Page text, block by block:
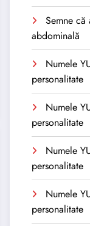
Semne
abdominală
Numele
personalitate
Numele
personalitate
Numele
personalitate
Numele
personalitate